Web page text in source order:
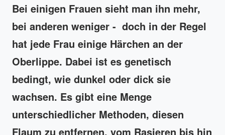
Bei einigen Frauen sieht man ihn mehr,
bei anderen weniger - doch in der Regel
hat jede Frau einige Härchen an der
Oberlippe. Dabei ist es genetisch
bedingt, wie dunkel oder dick sie
wachsen. Es gibt eine Menge
unterschiedlicher Methoden, diesen
Flaum zu entfernen, vom Rasieren bis hin